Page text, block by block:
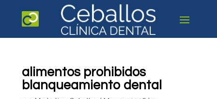
alimentos prohibidos
blanqueamiento dental